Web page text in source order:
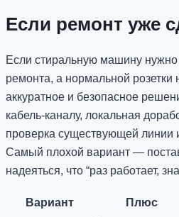
Если ремонт уже
Если стиральную машину
ремонта, а нормальной розетки
аккуратное и безопасное
кабель-каналу, локальная
проверка существующей линии
Самый плохой вариант —
надеяться, что “раз работает,
Вариант Плюс